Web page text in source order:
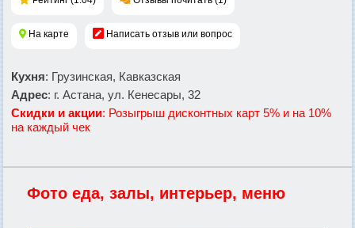
На карте Написать отзыв или вопрос
Кухня: Грузинская, Кавказская
Адрес: г. Астана, ул. Кенесары, 32
Скидки и акции: Розыгрыш дисконтных карт 5% и на 10%
на каждый чек
Фото еда, залы, интерьер, меню